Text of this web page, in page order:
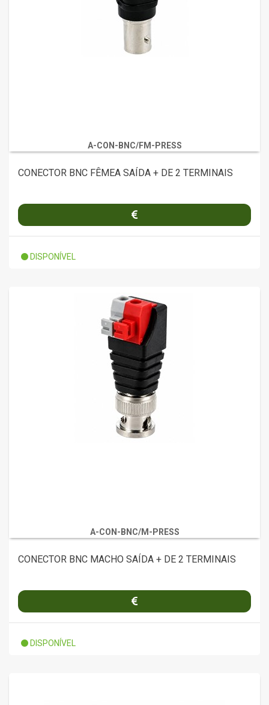
A-CON-BNC/FM-PRESS
CONECTOR BNC FÊMEA SAÍDA + DE 2 TERMINAIS
DISPONÍVEL
A-CON-BNC/M-PRESS
CONECTOR BNC MACHO SAÍDA + DE 2 TERMINAIS
DISPONÍVEL